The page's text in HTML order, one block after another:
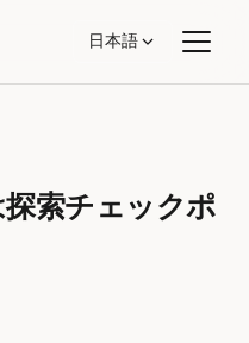
日本語
索チェックポ